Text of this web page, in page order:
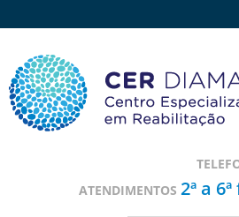
ATENDIMENTOS 2ª a